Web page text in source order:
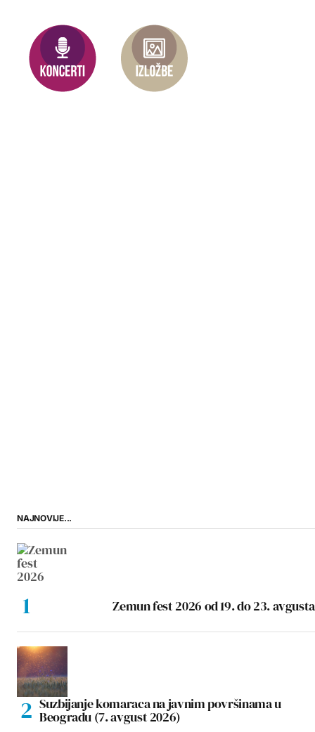
NAJNOVIJE...
Zemun fest 2026 od 19. do 23. avgusta
Suzbijanje komaraca na javnim površinama u
Beogradu (7. avgust 2026)